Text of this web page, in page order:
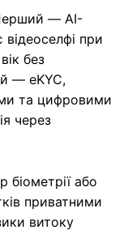
— AI-
відеоселфі при
без
— eKYC,
та цифровими
через
біометрії або
приватними
витоку